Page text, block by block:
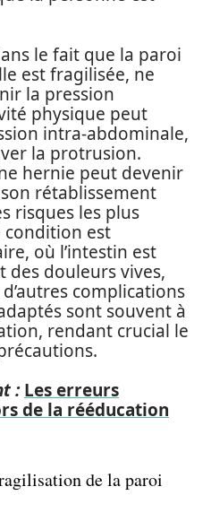
le fait que la paroi
est fragilisée, ne
la pression
physique peut
intra-abdominale,
la protrusion.
hernie peut devenir
rétablissement
risques les plus
condition est
où l’intestin est
douleurs vives,
complications
sont souvent à
rendant crucial le
: Les erreurs
de la rééducation
de la paroi